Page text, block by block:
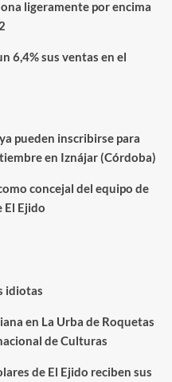
ligeramente por encima
6,4% sus ventas en el
pueden inscribirse para
en Iznájar (Córdoba)
concejal del equipo de
El Ejido
idiotas
en La Urba de Roquetas
de Culturas
de El Ejido reciben sus